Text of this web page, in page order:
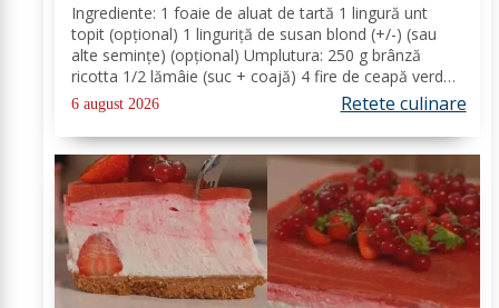
Ingrediente: 1 foaie de aluat de tartă 1 lingură unt
topit (opțional) 1 linguriță de susan blond (+/-) (sau
alte semințe) (opțional) Umplutura: 250 g brânză
ricotta 1/2 lămâie (suc + coajă) 4 fire de ceapă verde
(+/-) piper Toppinguri: 1 castravete 80 gr somon
afumat 1 linguriță semințe de susan...
6 august 2026 Retete culinare